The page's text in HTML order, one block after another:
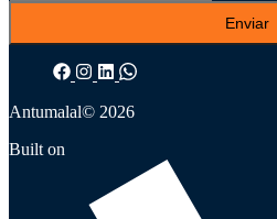
Enviar
Antumalal© 2026
Built on